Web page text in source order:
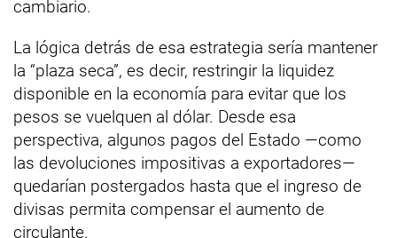
cambiario.
La lógica detrás de esa estrategia sería mantener
la “plaza seca”, es decir, restringir la liquidez
disponible en la economía para evitar que los
pesos se vuelquen al dólar. Desde esa
perspectiva, algunos pagos del Estado —como
las devoluciones impositivas a exportadores—
quedarían postergados hasta que el ingreso de
divisas permita compensar el aumento de
circulante.